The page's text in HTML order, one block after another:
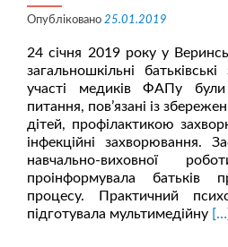
Опубліковано 25.01.2019
24 січня 2019 року у
загальношкільні
участі медиків ФАПу були
питання, пов’язані із
дітей, профілактикою
інфекційні захворювання.
навчально-виховної
проінформувала батьків
процесу. Практичний
підготувала мультимедійну […]